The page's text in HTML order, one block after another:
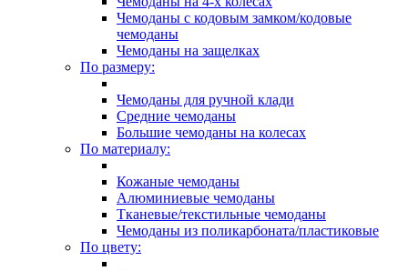
Чемоданы с кодовым замком/кодовые
чемоданы
Чемоданы на защелках
По размеру:
Чемоданы для ручной клади
Средние чемоданы
Большие чемоданы на колесах
По материалу:
Кожаные чемоданы
Алюминиевые чемоданы
Тканевые/текстильные чемоданы
Чемоданы из поликарбоната/пластиковые
По цвету: